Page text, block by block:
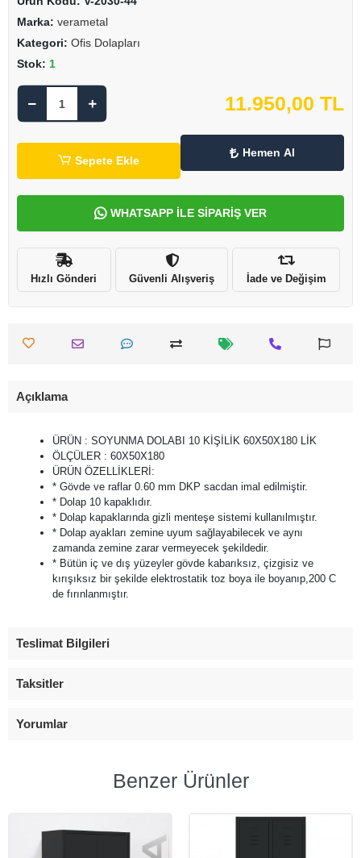
Marka: verametal
Kategori: Ofis Dolapları
Stok: 1
11.950,00 TL
Sepete Ekle
Hemen Al
WHATSAPP İLE SİPARİŞ VER
Hızlı Gönderi Güvenli Alışveriş İade ve Değişim
Açıklama
ÜRÜN : SOYUNMA DOLABI 10 KİŞİLİK 60X50X180 LİK
ÖLÇÜLER : 60X50X180
ÜRÜN ÖZELLİKLERİ:
* Gövde ve raflar 0.60 mm DKP sacdan imal edilmiştir.
* Dolap 10 kapaklıdır.
* Dolap kapaklarında gizli menteşe sistemi kullanılmıştır.
* Dolap ayakları zemine uyum sağlayabilecek ve aynı
zamanda zemine zarar vermeyecek şekildedir.
* Bütün iç ve dış yüzeyler gövde kabarıksız, çizgisiz ve
kırışıksız bir şekilde elektrostatik toz boya ile boyanıp,200 C
de fırınlanmıştır.
Teslimat Bilgileri
Taksitler
Yorumlar
Benzer Ürünler